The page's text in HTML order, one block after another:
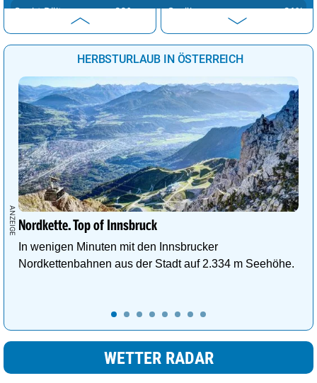
Sankt Pölten 20° Sprühregen 91%
Eisenstadt 23° stark bewölkt 91%
23° Sprühregen
Graz 26° stark bewölkt 91%
HERBSTURLAUB IN ÖSTERREICH
Nordkette. Top of Innsbruck
In wenigen Minuten mit den Innsbrucker
Nordkettenbahnen aus der Stadt auf 2.334 m Seehöhe.
WETTER RADAR